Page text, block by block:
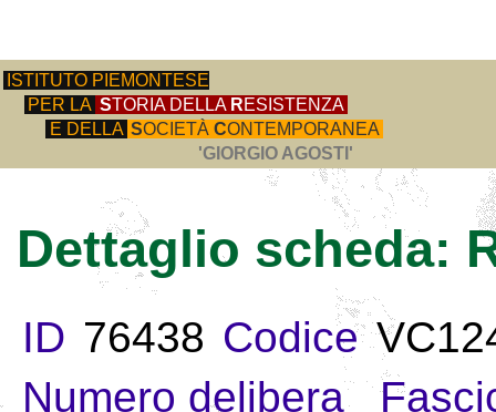
ISTITUTO PIEMONTESE
PER LA STORIA DELLA RESISTENZA
E DELLA SOCIETÀ CONTEMPORANEA
'GIORGIO AGOSTI'
Dettaglio scheda:
ID 76438 Codice
Numero delibera